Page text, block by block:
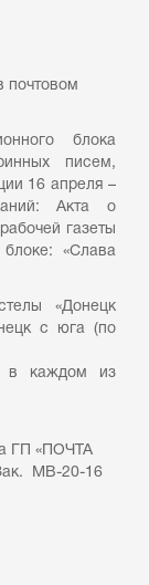
почтовом
блока
писем,
16 апреля –
Акта о
газеты
«Слава
«Донецк
с юга (по
в каждом из
ГП «ПОЧТА
МВ-20-16